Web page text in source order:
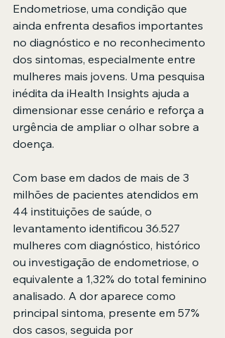
Endometriose, uma condição que
ainda enfrenta desafios importantes
no diagnóstico e no reconhecimento
dos sintomas, especialmente entre
mulheres mais jovens. Uma pesquisa
inédita da iHealth Insights ajuda a
dimensionar esse cenário e reforça a
urgência de ampliar o olhar sobre a
doença.
Com base em dados de mais de 3
milhões de pacientes atendidos em
44 instituições de saúde, o
levantamento identificou 36.527
mulheres com diagnóstico, histórico
ou investigação de endometriose, o
equivalente a 1,32% do total feminino
analisado. A dor aparece como
principal sintoma, presente em 57%
dos casos, seguida por